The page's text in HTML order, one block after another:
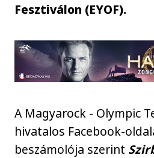
Fesztiválon (EYOF).
A Magyarock - Olympic
hivatalos Facebook-
beszámolója szerint